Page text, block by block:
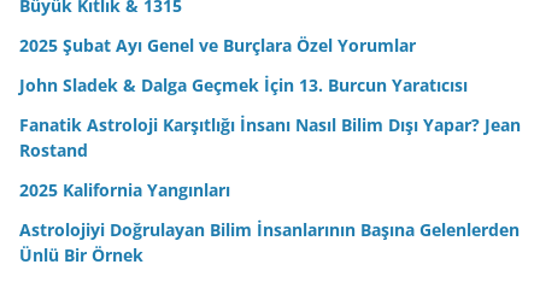
Yeni Bir Cerrahi Denemenin Hasar Yaratması
Zodyak Astroloji Dergisi Sayı 31 (Dijital)
Diyarbakır’da Ham Petrol Sızıntısı (2024)
İliç Maden Kazası (2024)
Karayiplerde Petrol Sızıntısı (2024)
1969 yılından sonra ilk kez. Koç burcunda Kad Chiron
kavuşumu